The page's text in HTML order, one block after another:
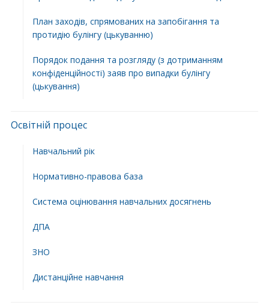
План заходів, спрямованих на запобігання та
протидію булінгу (цькуванню)
Порядок подання та розгляду (з дотриманням
конфіденційності) заяв про випадки булінгу
(цькування)
Освітній процес
Навчальний рік
Нормативно-правова база
Система оцінювання навчальних досягнень
ДПА
ЗНО
Дистанційне навчання